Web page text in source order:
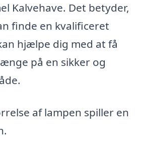
Kalvehave. Det betyder,
finde en kvalificeret
hjælpe dig med at få
på en sikker og
af lampen spiller en